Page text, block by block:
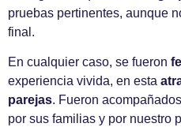
pruebas pertinentes, aunque
final.
En cualquier caso, se fueron
experiencia vivida, en esta
parejas. Fueron
por sus familias y por nuestro